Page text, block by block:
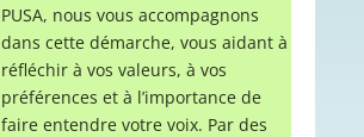
PUSA, nous vous accompagnons
dans cette démarche, vous aidant à
réfléchir à vos valeurs, à vos
préférences et à l’importance de
faire entendre votre voix. Par des